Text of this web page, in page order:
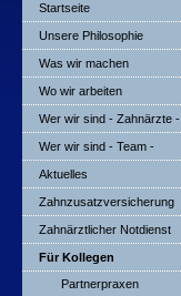
Startseite
Unsere Philosophie
Was wir machen
Wo wir arbeiten
Wer wir sind - Zahnärzte -
Wer wir sind - Team -
Aktuelles
Zahnzusatzversicherung
Zahnärztlicher Notdienst
Für Kollegen
Partnerpraxen